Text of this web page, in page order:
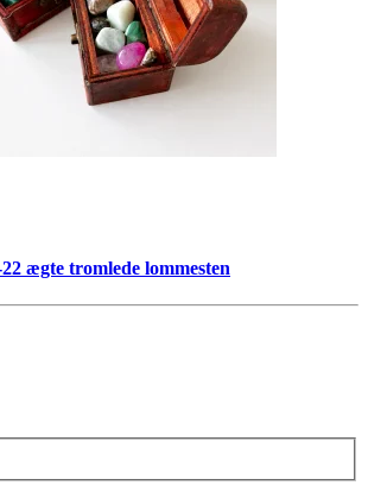
ægte tromlede lommesten